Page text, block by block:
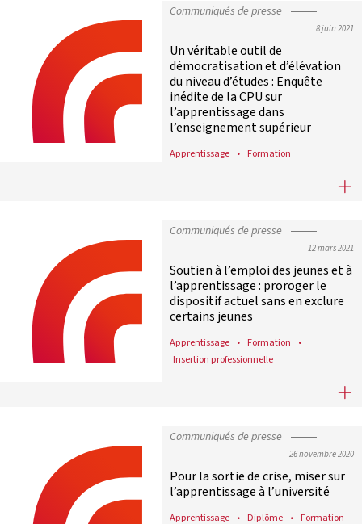
Communiqués de presse
8 juin 2021
Un véritable outil de
démocratisation et d’élévation
du niveau d’études : Enquête
inédite de la CPU sur
l’apprentissage dans
l’enseignement supérieur
Apprentissage Formation
Un véritable outil de
Communiqués de presse
12 mars 2021
Soutien à l’emploi des jeunes et à
l’apprentissage : proroger le
dispositif actuel sans en exclure
certains jeunes
Apprentissage
Formation
Insertion professionnelle
Soutien à l’emploi des jeunes et
Communiqués de presse
26 novembre 2020
Pour la sortie de crise, miser sur
l’apprentissage à l’université
Apprentissage Diplôme Formation